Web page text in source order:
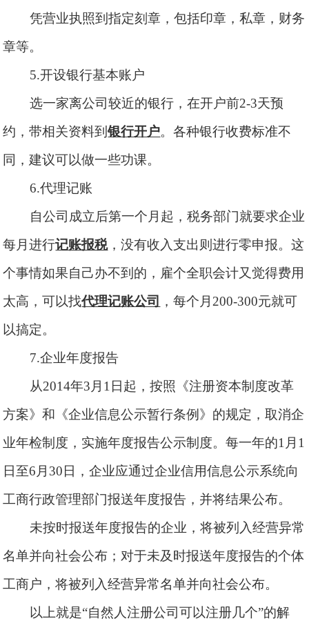
凭营业执照到指定刻章，包括印章，私章，财务
章等。
5.开设银行基本账户
选一家离公司较近的银行，在开户前2-3天预
约，带相关资料到银行开户。各种银行收费标准不
同，建议可以做一些功课。
6.代理记账
自公司成立后第一个月起，税务部门就要求企业
每月进行记账报税，没有收入支出则进行零申报。这
个事情如果自己办不到的，雇个全职会计又觉得费用
太高，可以找代理记账公司 ，每个月 200-300元就可
以搞定。
7.企业年度报告
从2014年3月1日起，按照《注册资本制度改革
方案》和《企业信息公示暂行条例》的规定，取消企
业年检制度，实施年度报告公示制度。每一年的1月1
日至6月30日，企业应通过企业信用信息公示系统向
工商行政管理部门报送年度报告，并将结果公布。
未按时报送年度报告的企业，将被列入经营异常
名单并向社会公布；对于未及时报送年度报告的个体
工商户，将被列入经营异常名单并向社会公布。
以上就是“自然人注册公司可以注册几个”的解